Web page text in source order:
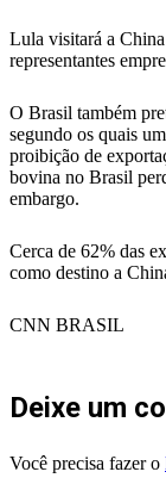
Lula visitará a
representantes
O Brasil também
segundo os quais
proibição de
bovina no Brasil
embargo.
Cerca de 62% das
como destino a
CNN BRASIL
Deixe um
Você precisa fazer o